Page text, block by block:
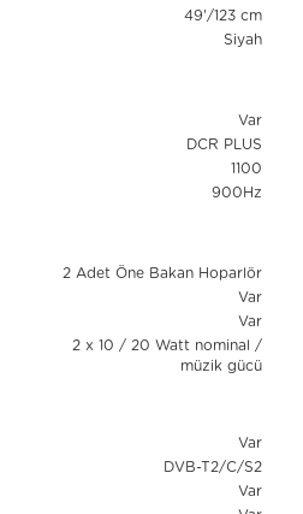
49'/123 cm
Siyah
Var
DCR PLUS
1100
900Hz
2 Adet Öne Bakan Hoparlör
Var
Var
2 x 10 / 20 Watt nominal /
müzik gücü
Var
DVB-T2/C/S2
Var